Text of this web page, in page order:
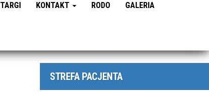
KONTAKT RODO GALERIA
STREFA PACJENTA